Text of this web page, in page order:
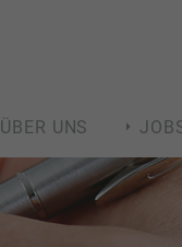
ÜBER UNS